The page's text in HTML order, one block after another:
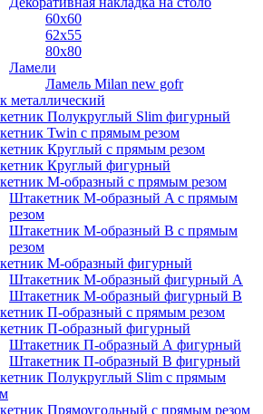
60х60
62х55
80х80
Ламели
Ламель Milan new gofr
металлический
Полукруглый Slim фигурный
Twin с прямым резом
Круглый с прямым резом
Круглый фигурный
М-образный с прямым резом
Штакетник М-образный A с прямым
резом
Штакетник М-образный B с прямым
резом
М-образный фигурный
Штакетник М-образный фигурный A
Штакетник М-образный фигурный B
П-образный с прямым резом
П-образный фигурный
Штакетник П-образный А фигурный
Штакетник П-образный В фигурный
Полукруглый Slim с прямым
Прямоугольный с прямым резом